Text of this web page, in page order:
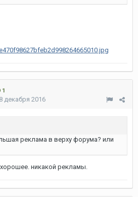
1
декабря 2016
реклама в верху форума? или
никакой рекламы.